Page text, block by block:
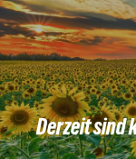
Derzeit sind